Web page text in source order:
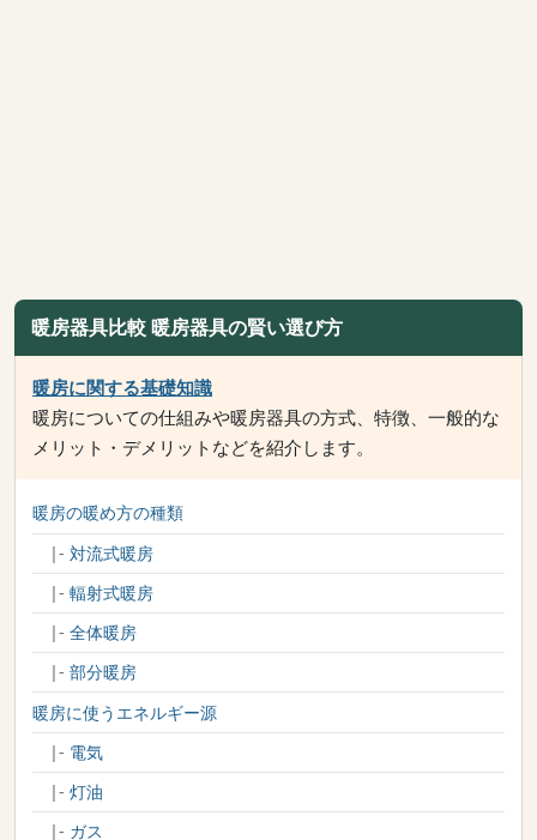
暖房器具比較 暖房器具の賢い選び方
暖房に関する基礎知識
暖房についての仕組みや暖房器具の方式、特徴、一般的な
メリット・デメリットなどを紹介します。
暖房の暖め方の種類
|- 対流式暖房
|- 輻射式暖房
|- 全体暖房
|- 部分暖房
暖房に使うエネルギー源
|- 電気
|- 灯油
|- ガス